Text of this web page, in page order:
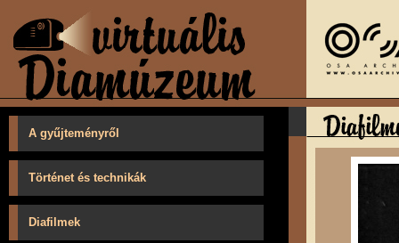
A gyűjteményről
Történet és technikák
Diafilmek